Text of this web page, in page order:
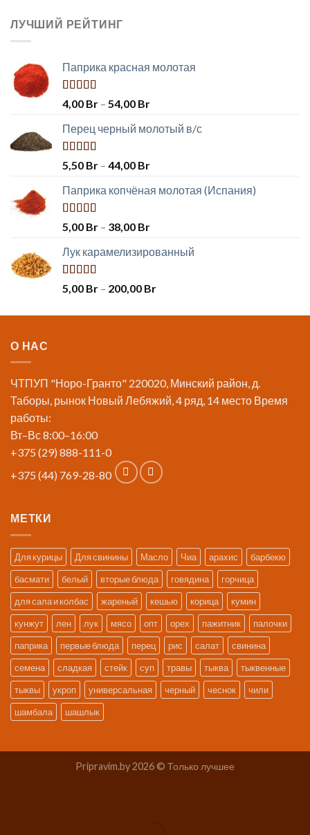
ЛУЧШИЙ РЕЙТИНГ
Паприка красная молотая
Оценка
5.00
4,00 Br – 54,00 Br
Перец черный молотый в/с
Оценка
5.00
5,50 Br – 44,00 Br
Паприка копчёная молотая (Испания)
Оценка
5.00
5,00 Br – 38,00 Br
Лук карамелизированный
Оценка
5.00
5,00 Br – 200,00 Br
О НАС
ЧТПУП "Норо-Гранто" 220020, Минский район, д.
Таборы, рынок Новый Лебяжий, 4 ряд, 14 место Время
работы:
Вт–Вс 8:00–16:00
+375 (29) 888-111-0
+375 (44) 769-28-80
МЕТКИ
Для курицы Для свинины Масло Чиа арахис
барбекю
басмати
белый вторые блюда говядина
горчица
для сала и колбас
жареный кешью корица
кумин
кунжут
лен лук мясо опт орех пажитник
палочки
паприка
первые блюда перец рис салат
свинина
семена
сладкая стейк суп травы тыква
тыквенные
тыквы
укроп универсальная черный чеснок
чили
шамбала
шашлык
Pripravim.by 2026 © Только лучшее